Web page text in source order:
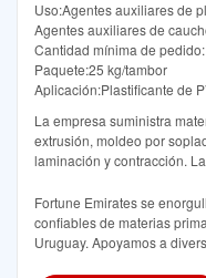
Uso:Agentes auxiliares de
Agentes auxiliares de
Cantidad mínima de
Paquete:25 kg/tambor
Aplicación:Plastificante de
La empresa suministra
extrusión, moldeo por
laminación y contracción.
Fortune Emirates se
confiables de materias
Uruguay. Apoyamos a